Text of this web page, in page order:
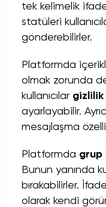
tek kelimelik
statüleri
gönderebilirler.
Platformda
olmak zorunda
kullanıcılar gizlilik
ayarlayabilir.
mesajlaşma
Platformda grup
Bunun yanında
bırakabilirler.
olarak kendi